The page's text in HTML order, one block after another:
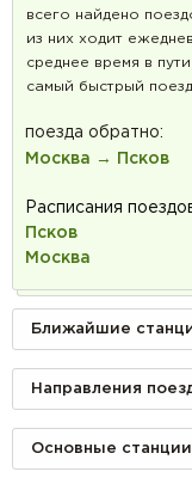
всего найдено
из них ходит
среднее время в пути:
самый быстрый
поезда обратно:
Москва → Псков
Расписания
Псков
Москва
Ближайшие
Направления
Основные